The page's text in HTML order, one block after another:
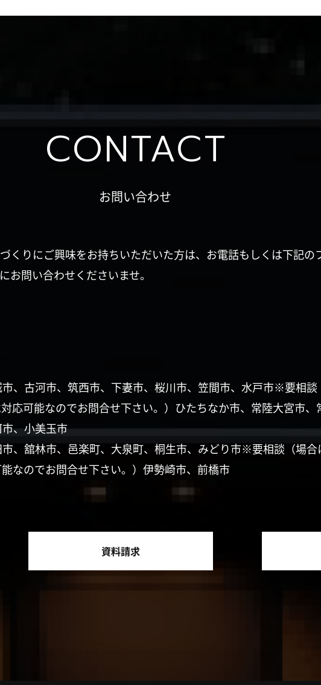
CONTACT
お問い合わせ
くりにご興味をお持ちいただいた方は、お電話もしくは下記の
お問い合わせくださいませ。
、古河市、筑西市、下妻市、桜川市、笠間市、水戸市※要相談
応可能なのでお問合せ下さい。）ひたちなか市、常陸大宮市、
、小美玉市
、舘林市、邑楽町、大泉町、桐生市、みどり市※要相談（場合
なのでお問合せ下さい。）伊勢崎市、前橋市
資料請求